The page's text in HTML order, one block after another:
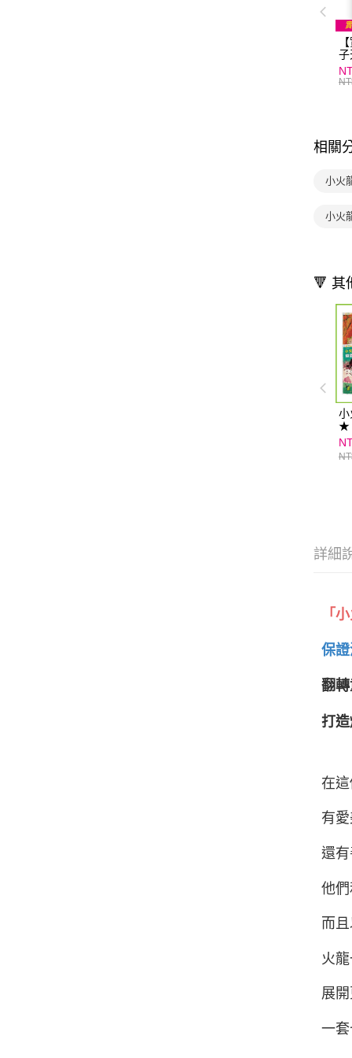
子
相關
小火
小火
🔻 其
小
★
項
詳細
「
保
翻
打
在
有
還
他
而
火
展
一